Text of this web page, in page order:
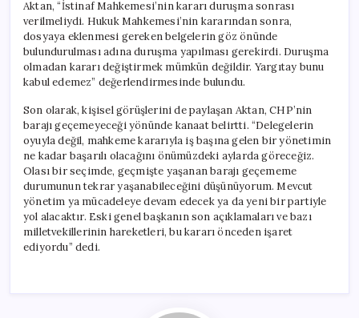
Aktan, “İstinaf Mahkemesi’nin kararı duruşma sonrası
verilmeliydi. Hukuk Mahkemesi’nin kararından sonra,
dosyaya eklenmesi gereken belgelerin göz önünde
bulundurulması adına duruşma yapılması gerekirdi. Duruşma
olmadan kararı değiştirmek mümkün değildir. Yargıtay bunu
kabul edemez” değerlendirmesinde bulundu.
Son olarak, kişisel görüşlerini de paylaşan Aktan, CHP’nin
barajı geçemeyeceği yönünde kanaat belirtti. “Delegelerin
oyuyla değil, mahkeme kararıyla iş başına gelen bir yönetimin
ne kadar başarılı olacağını önümüzdeki aylarda göreceğiz.
Olası bir seçimde, geçmişte yaşanan barajı geçememe
durumunun tekrar yaşanabileceğini düşünüyorum. Mevcut
yönetim ya mücadeleye devam edecek ya da yeni bir partiyle
yol alacaktır. Eski genel başkanın son açıklamaları ve bazı
milletvekillerinin hareketleri, bu kararı önceden işaret
ediyordu” dedi.